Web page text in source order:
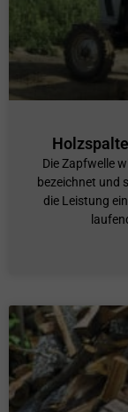
Die Zapfwelle
bezeichnet und
die Leistung